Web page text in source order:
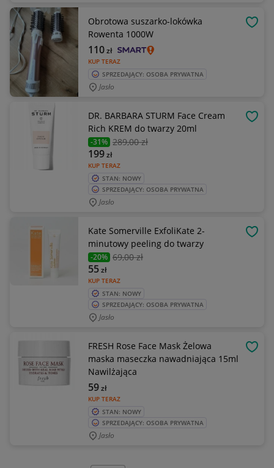
Obrotowa suszarko-lokówka
Rowenta 1000W
KUP TERAZ
110zł
SPRZEDAJĄCY: OSOBA PRYWATNA
Jasło
DR. BARBARA STURM Face Cream
Rich KREM do twarzy 20ml
-31% 289,00 zł
KUP TERAZ
199zł
STAN: NOWY
SPRZEDAJĄCY: OSOBA PRYWATNA
Jasło
Kate Somerville ExfoliKate 2-
minutowy peeling do twarzy
-20% 69,00 zł
KUP TERAZ
55zł
STAN: NOWY
SPRZEDAJĄCY: OSOBA PRYWATNA
Jasło
FRESH Rose Face Mask Żelowa
maska maseczka nawadniająca 15ml
Nawilżająca
KUP TERAZ
59zł
STAN: NOWY
SPRZEDAJĄCY: OSOBA PRYWATNA
Jasło